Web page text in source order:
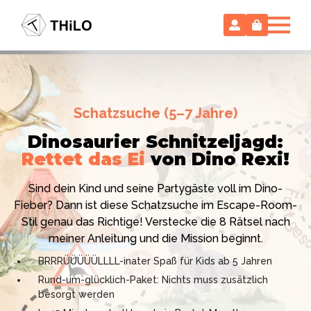
Hollywood-Action im
Kinderzimmer – ohne
Vorbereitungsstress!
Ich bin THiLO, "Dein SPIEGEL"-Bestseller-Autor und
TV-Profi (ZDF "1, 2 oder 3"). Entdecke jetzt meine
Schatzsuchen und Escape Rooms zum Sofort-
Download. Und natürlich meine Ebooks.
Schatzsuche (5–7 Jahre)
Dinosaurier Schnitzeljagd:
Rettet das Ei von Dino Rexi!
Sind dein Kind und seine Partygäste voll im Dino-
Fieber? Dann ist diese Schatzsuche im Escape-Room-
Stil genau das Richtige! Verstecke die 8 Rätsel nach
meiner Anleitung und die Mission beginnt.
BRRRÜÜÜÜÜLLLL-inater Spaß für Kids ab 5 Jahren
Rund-um-glücklich-Paket: Nichts muss zusätzlich
besorgt werden
Escape Room (ab 8 oder 12 Jahre)
Locked-up Agents: Im Labor
des Virologen
Das gab es noch nie: Verwandele dein Zuhause in ein
High-Tech Labor! Unser 24-seitiges PDF enthält alles:
Mission, Agentenausweise, Rätsel und Requisiten.
Knackt den Fall in 90 Minuten!
Kniffliger Rätselspaß für 2 bis 6 Spieler (8 - 11 oder 12–
99 Jahre)
Professionelles PDF: Agentenausweise & Schilder
inklusive